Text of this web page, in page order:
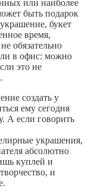
или наиболее
быть подарок
букет
время,
обязательно
в офис: можно
это не
создать у
ему сегодня
А если говорить
украшения,
абсолютно
куплей и
и